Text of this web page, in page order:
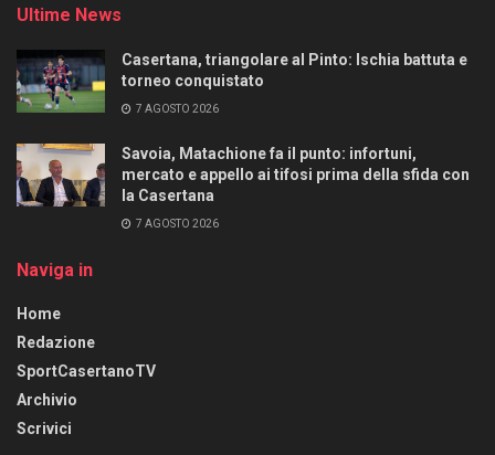
Ultime News
Casertana, triangolare al Pinto: Ischia battuta e
torneo conquistato
7 AGOSTO 2026
Savoia, Matachione fa il punto: infortuni,
mercato e appello ai tifosi prima della sfida con
la Casertana
7 AGOSTO 2026
Naviga in
Home
Redazione
SportCasertanoTV
Archivio
Scrivici